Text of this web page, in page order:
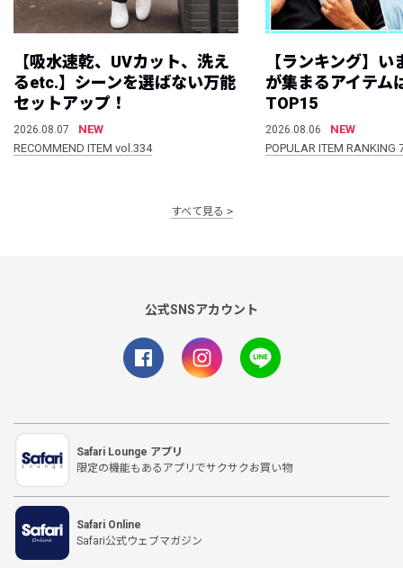
【吸水速乾、UVカット、洗え
るetc.】シーンを選ばない万能
セットアップ！
2026.08.07
NEW
RECOMMEND ITEM vol.334
【ランキング】
が集まるアイテム
TOP15
2026.08.06
NEW
POPULAR ITEM
すべて見る
公式SNSアカウント
Safari Lounge アプリ
限定の機能もあるアプリでサクサクお買い物
Safari Online
Safari公式ウェブマガジン